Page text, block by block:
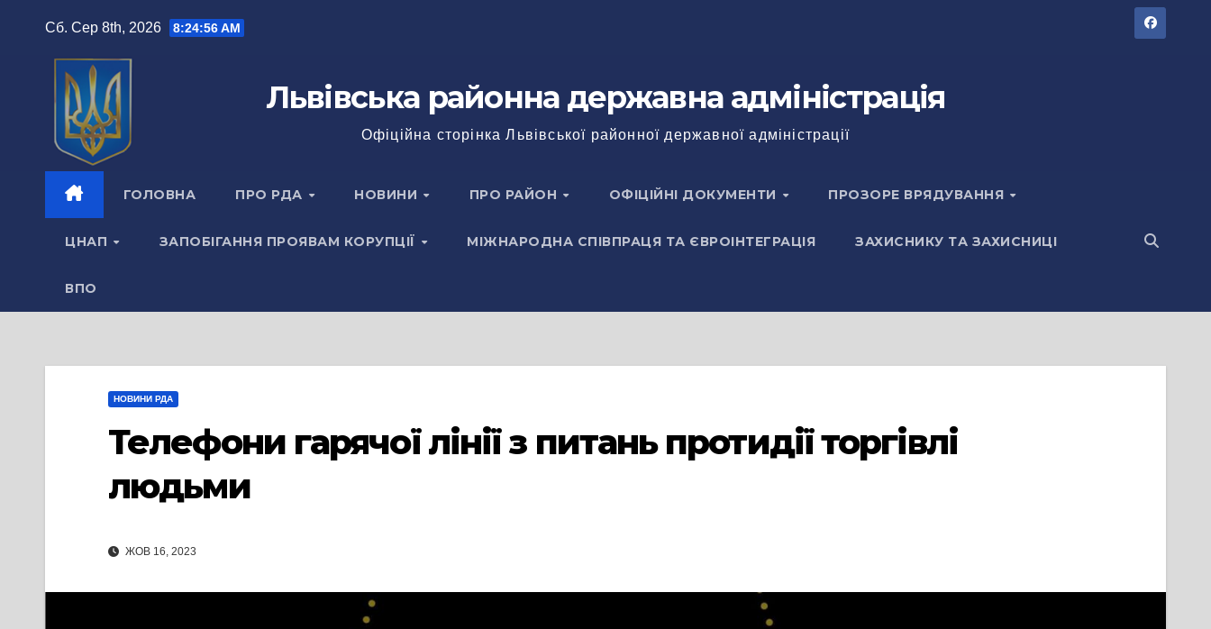
Сб. Сер 8th, 2026 8:24:57 AM
Львівська районна державна адміністрація
Офіційна сторінка Львівської районної державної адміністрації
ГОЛОВНА ПРО РДА НОВИНИ ПРО РАЙОН ОФІЦІЙНІ ДОКУМЕНТИ ПРОЗОРЕ ВРЯДУВАННЯ
ЦНАП ЗАПОБІГАННЯ ПРОЯВАМ КОРУПЦІЇ МІЖНАРОДНА СПІВПРАЦЯ ТА ЄВРОІНТЕГРАЦІЯ ЗАХИСНИКУ ТА ЗАХИСНИЦІ
ВПО
НОВИНИ РДА
Телефони гарячої лінії з питань протидії торгівлі
людьми
ЖОВ 16, 2023